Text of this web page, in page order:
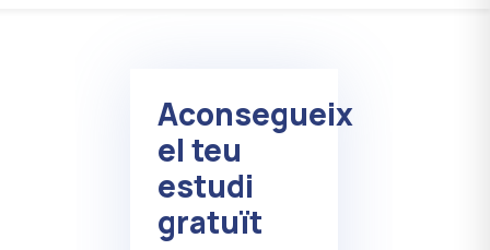
Aconsegueix
el teu
estudi
gratuït